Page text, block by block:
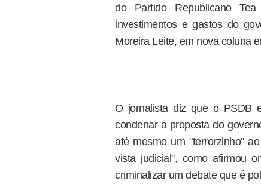
do Partido Republicano
investimentos e gastos do
Moreira Leite, em nova coluna
O jornalista diz que o PSDB
condenar a proposta do
até mesmo um "terrorzinho"
vista judicial", como afirmou
criminalizar um debate que é